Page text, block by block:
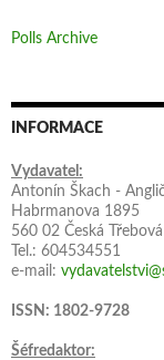
Polls Archive
INFORMACE
Vydavatel:
Antonín Škach -
Habrmanova 1895
560 02 Česká Třebová
Tel.: 604534551
e-mail:
ISSN: 1802-9728
Šéfredaktor: